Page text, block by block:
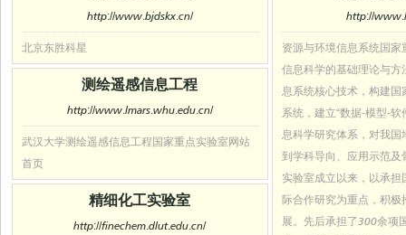
http://www.bjdskx.cn/
北京东胜科星
http://
资源与环境信息系统国
信息科学的基础理论与方
息系统核心技术，构建国
系统，建立“数据-模型-
息科学研究体系，对我国
到学科导向、应用示范及
实验室成立以来，以承
际合作研究为重点，积极
展。先后承担了300余项
测绘遥感信息工程
http://www.lmars.whu.edu.cn/
武汉大学测绘遥感信息工程国家重点实验室网站
首页
精细化工实验室
http://finechem.dlut.edu.cn/